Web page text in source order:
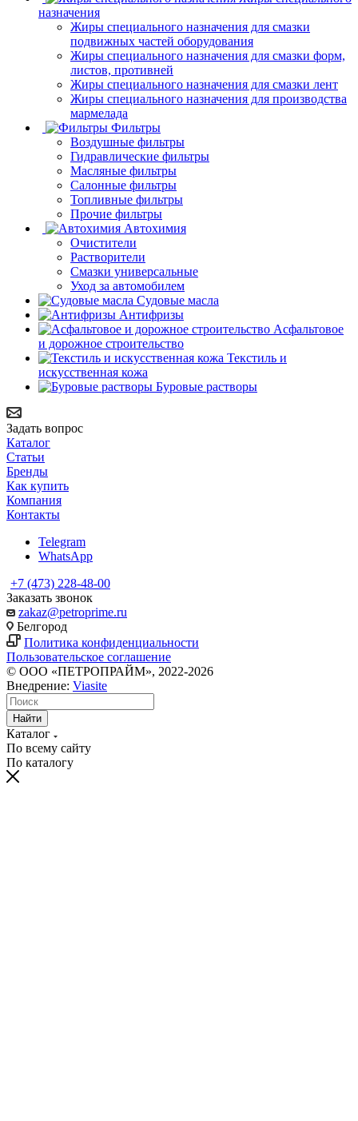
назначения
Жиры специального назначения для смазки
подвижных частей оборудования
Жиры специального назначения для смазки форм,
листов, противней
Жиры специального назначения для смазки лент
Жиры специального назначения для производства
мармелада
Фильтры
Воздушные фильтры
Гидравлические фильтры
Масляные фильтры
Салонные фильтры
Топливные фильтры
Прочие фильтры
Автохимия
Очистители
Растворители
Смазки универсальные
Уход за автомобилем
Судовые масла
Антифризы
Асфальтовое
и дорожное строительство
Текстиль и
искусственная кожа
Буровые растворы
Задать вопрос
Каталог
Статьи
Бренды
Как купить
Компания
Контакты
Telegram
WhatsApp
+7 (473) 228-48-00
Заказать звонок
zakaz@petroprime.ru
Белгород
Политика конфиденциальности
Пользовательское соглашение
© ООО «ПЕТРОПРАЙМ», 2022-2026
Внедрение: Viasite
Найти
Каталог
По всему сайту
По каталогу